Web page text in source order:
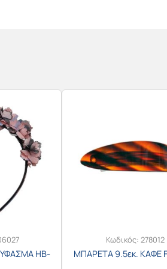
HB-
Κωδικός: 278012
ΜΠΑΡΕΤΑ 9.5εκ. ΚΑΦΕ